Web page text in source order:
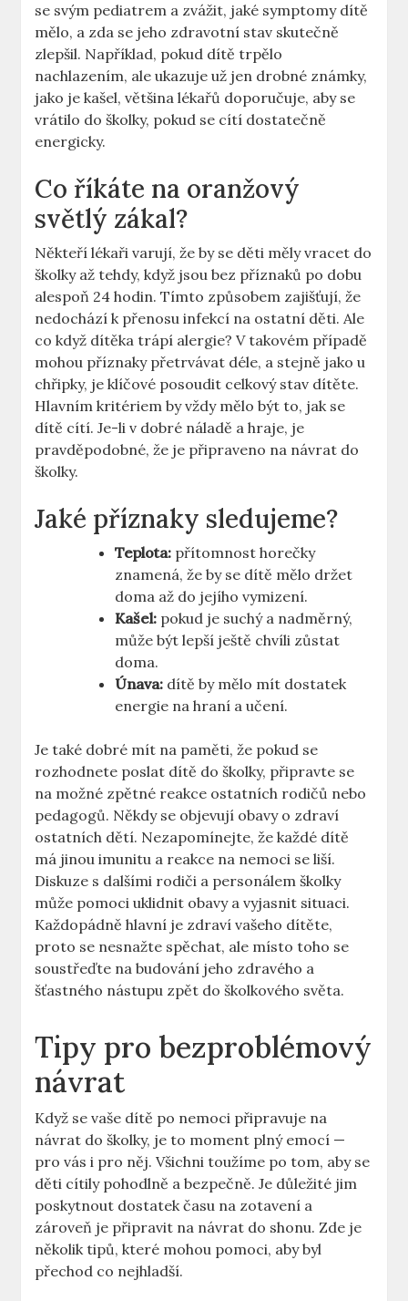
se svým pediatrem a zvážit, jaké symptomy dítě
mělo, a zda se jeho zdravotní stav skutečně
zlepšil. Například, pokud dítě trpělo
nachlazením, ale ukazuje už jen drobné známky,
jako je kašel, většina lékařů doporučuje, aby se
vrátilo do školky, pokud se cítí dostatečně
energicky.
Co říkáte na oranžový
světlý zákal?
Někteří lékaři varují, že by se děti měly vracet do
školky až tehdy, když jsou bez příznaků po dobu
alespoň 24 hodin. Tímto způsobem zajišťují, že
nedochází k přenosu infekcí na ostatní děti. Ale
co když dítěka trápí alergie? V takovém případě
mohou příznaky přetrvávat déle, a stejně jako u
chřipky, je klíčové posoudit celkový stav dítěte.
Hlavním kritériem by vždy mělo být to, jak se
dítě cítí. Je-li v dobré náladě a hraje, je
pravděpodobné, že je připraveno na návrat do
školky.
Jaké příznaky sledujeme?
Teplota: přítomnost horečky
znamená, že by se dítě mělo držet
doma až do jejího vymizení.
Kašel: pokud je suchý a nadměrný,
může být lepší ještě chvíli zůstat
doma.
Únava: dítě by mělo mít dostatek
energie na hraní a učení.
Je také dobré mít na paměti, že pokud se
rozhodnete poslat dítě do školky, připravte se
na možné zpětné reakce ostatních rodičů nebo
pedagogů. Někdy se objevují obavy o zdraví
ostatních dětí. Nezapomínejte, že každé dítě
má jinou imunitu a reakce na nemoci se liší.
Diskuze s dalšími rodiči a personálem školky
může pomoci uklidnit obavy a vyjasnit situaci.
Každopádně hlavní je zdraví vašeho dítěte,
proto se nesnažte spěchat, ale místo toho se
soustřeďte na budování jeho zdravého a
šťastného nástupu zpět do školkového světa.
Tipy pro bezproblémový
návrat
Když se vaše dítě po nemoci připravuje na
návrat do školky, je to moment plný emocí —
pro vás i pro něj. Všichni toužíme po tom, aby se
děti cítily pohodlně a bezpečně. Je důležité jim
poskytnout dostatek času na zotavení a
zároveň je připravit na návrat do shonu. Zde je
několik tipů, které mohou pomoci, aby byl
přechod co nejhladší.